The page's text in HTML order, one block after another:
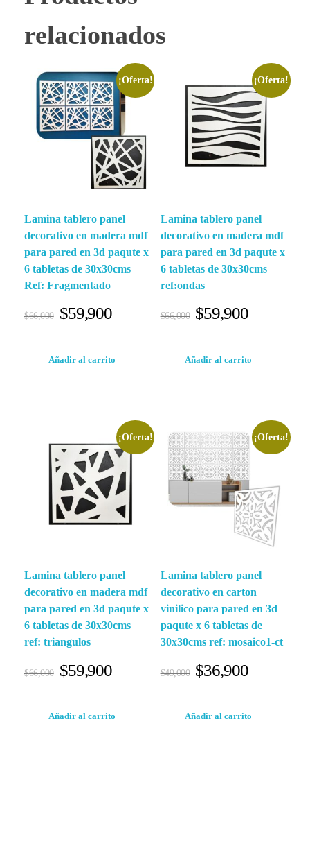
relacionados
¡Oferta!
Lamina tablero panel
decorativo en madera mdf
para pared en 3d paqute x
6 tabletas de 30x30cms
Ref: Fragmentado
$66,000 $59,900
Añadir al carrito
¡Oferta!
Lamina tablero panel
decorativo en madera mdf
para pared en 3d paqute x
6 tabletas de 30x30cms
ref:ondas
$66,000 $59,900
Añadir al carrito
¡Oferta!
Lamina tablero panel
decorativo en madera mdf
para pared en 3d paqute x
6 tabletas de 30x30cms
ref: triangulos
$66,000 $59,900
Añadir al carrito
¡Oferta!
Lamina tablero panel
decorativo en carton
vinilico para pared en 3d
paqute x 6 tabletas de
30x30cms ref: mosaico1-ct
$49,000 $36,900
Añadir al carrito